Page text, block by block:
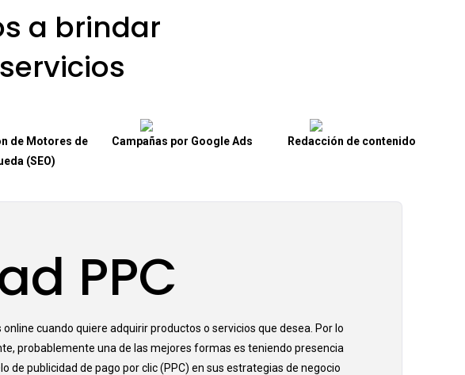
a brindar
de Motores de
(SEO)
Campañas por Google Ads Redacción de contenido
PPC
cuando quiere adquirir productos o servicios que desea. Por lo
probablemente una de las mejores formas es teniendo presencia
de publicidad de pago por clic (PPC) en sus estrategias de negocio